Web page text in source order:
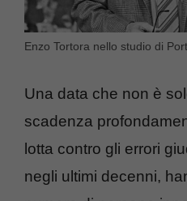
Enzo Tortora nello studio di
Una data che non è
scadenza
lotta contro gli errori
negli ultimi decenni,